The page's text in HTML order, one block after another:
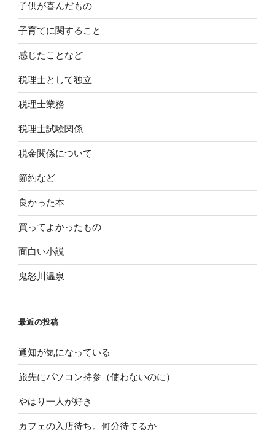
子供が喜んだもの
子育てに関すること
感じたことなど
税理士として独立
税理士業務
税理士試験関係
税金関係について
節約など
良かった本
買ってよかったもの
面白い小説
鬼怒川温泉
最近の投稿
通知が気になっている
旅先にパソコン持参（使わないのに）
やはり一人が好き
カフェの入店待ち。何分待てるか